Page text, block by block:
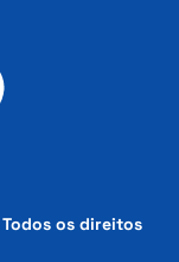
Todos os direitos